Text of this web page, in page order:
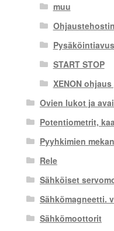
muu
START STOP
XENON
Ovien lukot ja
Potentiometrit,
Pyyhkimien
Rele
Sähköiset
Sähkömagneetti.
Sähkömoottorit